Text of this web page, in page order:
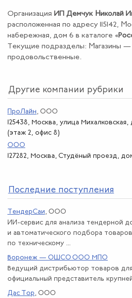
Организация ИП Демчук Николай
расположенная по адресу 115142,
набережная, дом 6 в каталоге «
Текущие подразделы: Магазины —
продовольственные.
Другие компании рубрики
ПроЛайн , ООО
125438, Москва, улица
(этаж 2, офис 8)
ООО
127282, Москва, Студёный проезд,
Последние поступления
ТендерСаи , ООО
ИИ-сервис для анализа тендерной
и автоматического подбора товаров
по техническому ...
Воронеж — ОШСО ООО МПО
Ведущий дистрибьютор товаров
официальный представитель
Дас Тор , ООО